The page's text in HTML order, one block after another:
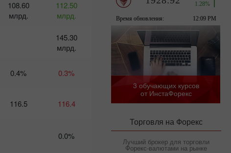
наступают
нелегкие
09:07 2025-
трейдера на 6
марта: Трамп
США – доллару
108.60
млрд.
112.50
млрд.
145.30
млрд.
0.4% 0.3%
116.5 116.4
0.0%
3 обучающих курсов
от ИнстаФорекс
Торговля на Форекс
Лучший брокер для торговли
Форекс-валютами на рынке